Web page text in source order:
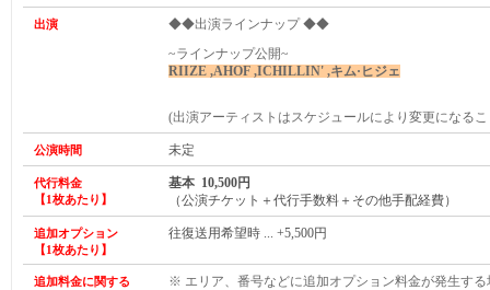
出演
◆◆出演ラインナップ ◆◆
~ラインナップ公開~
RIIZE ,AHOF ,ICHILLIN' ,キム·ヒジェ
(出演アーティストはスケジュールにより変更になる
公演時間 未定
代行料金
【1枚あたり】
基本 10,500円
（公演チケット＋代行手数料＋その他手配経費）
追加オプション
【1枚あたり】
往復送用希望時 ... +5,500円
追加料金に関する
※ エリア、番号などに追加オプション料金が発生す